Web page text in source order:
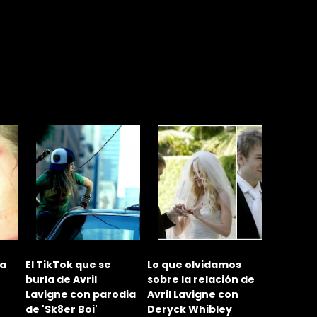
El TikTok que se
burla de Avril
Lavigne con parodia
de 'Sk8er Boi'
Lo que olvidamos
sobre la relación de
Avril Lavigne con
Deryck Whibley